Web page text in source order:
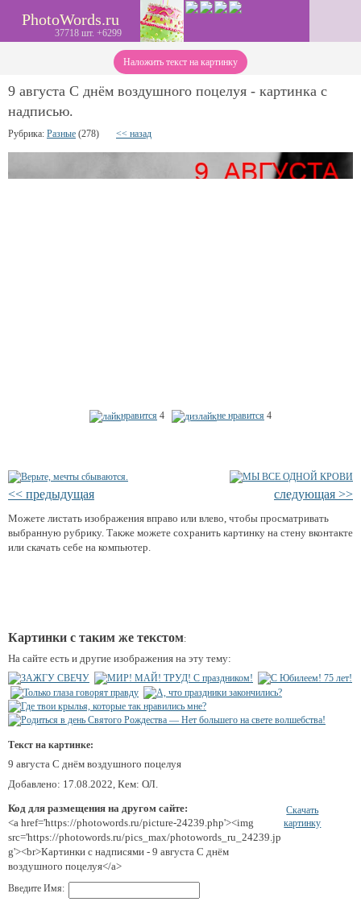
PhotoWords.ru
37718 шт. +6299
Наложить текст на картинку
9 августа С днём воздушного поцелуя - картинка с
надписью.
Рубрика: Разные (278) << назад
нравится 4 не нравится 4
<< предыдущая следующая >>
Можете листать изображения вправо или влево, чтобы просматривать
выбранную рубрику. Также можете сохранить картинку на стену вконтакте
или скачать себе на компьютер.
Картинки с таким же текстом:
На сайте есть и другие изображения на эту тему:
Текст на картинке:
9 августа С днём воздушного поцелуя
Добавлено: 17.08.2022, Кем: ОЛ.
Код для размещения на другом сайте:
<a href='https://photowords.ru/picture-24239.php'><img
src='https://photowords.ru/pics_max/photowords_ru_24239.jp
g'><br>Картинки с надписями - 9 августа С днём
воздушного поцелуя</a>
Скачать
картинку
Введите Имя: